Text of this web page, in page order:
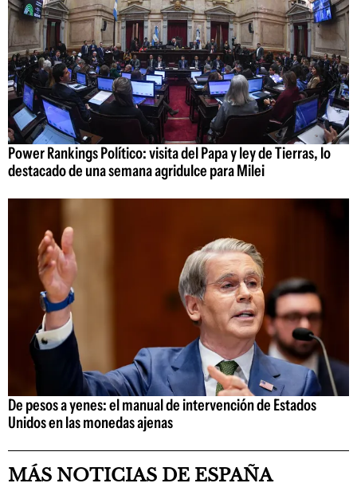
Power Rankings Político: visita del Papa y ley de Tierras, lo
destacado de una semana agridulce para Milei
De pesos a yenes: el manual de intervención de Estados
Unidos en las monedas ajenas
MÁS NOTICIAS DE ESPAÑA